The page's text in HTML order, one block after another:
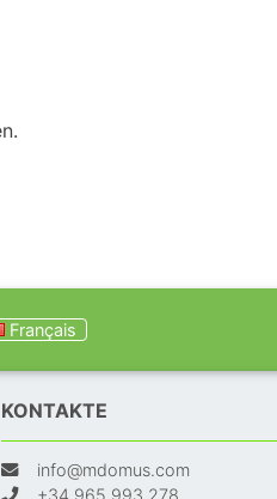
Français
KONTAKTE
info@mdomus.com
+34 965 993 278